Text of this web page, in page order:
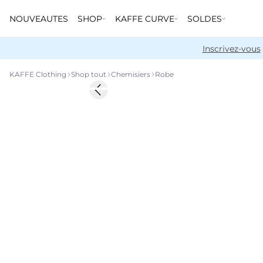
NOUVEAUTES SHOP KAFFE CURVE SOLDES
Inscrivez-vous
KAFFE Clothing Shop tout Chemisiers Robe
-50%Previous slide